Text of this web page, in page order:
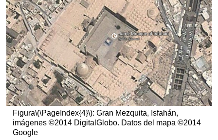
Figura\(\PageIndex{4}\): Gran Mezquita, Isfahán,
imágenes ©2014 DigitalGlobo. Datos del mapa ©2014
Google